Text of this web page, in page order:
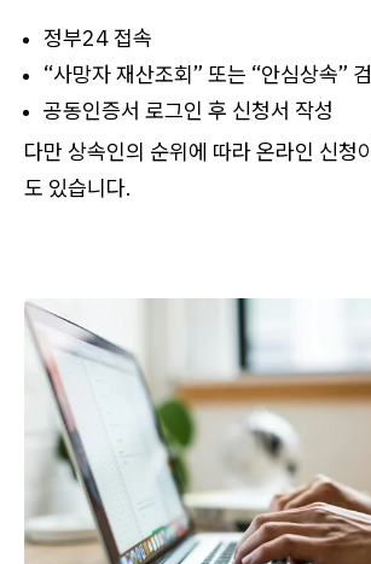
정부24 접속
“사망자 재산조회” 또는 “안심상속”
공동인증서 로그인 후 신청서 작성
다만 상속인의 순위에 따라 온라인 신청
도 있습니다.